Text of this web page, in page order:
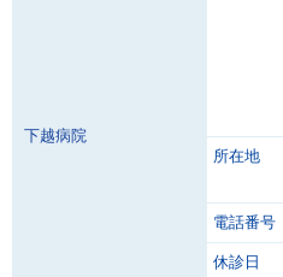
下越病院
所在地
電話番号
休診日